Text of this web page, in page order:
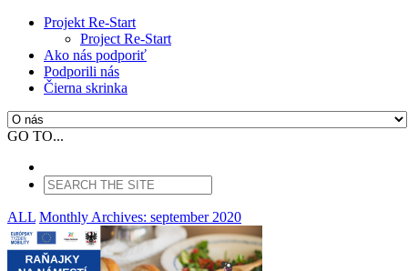
Projekt Re-Start
Project Re-Start
Ako nás podporiť
Podporili nás
Čierna skrinka
GO TO...
ALL Monthly Archives: september 2020